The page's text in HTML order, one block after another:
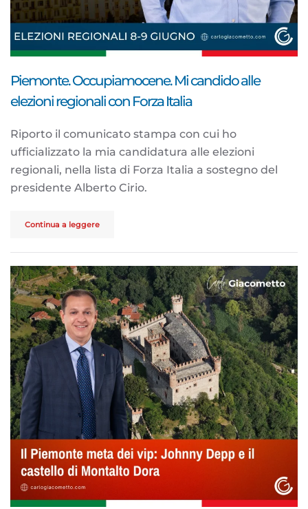
Piemonte. Occupiamocene. Mi candido alle
elezioni regionali con Forza Italia
Riporto il comunicato stampa con cui ho
ufficializzato la mia candidatura alle elezioni
regionali, nella lista di Forza Italia a sostegno del
presidente Alberto Cirio.
Continua a leggere